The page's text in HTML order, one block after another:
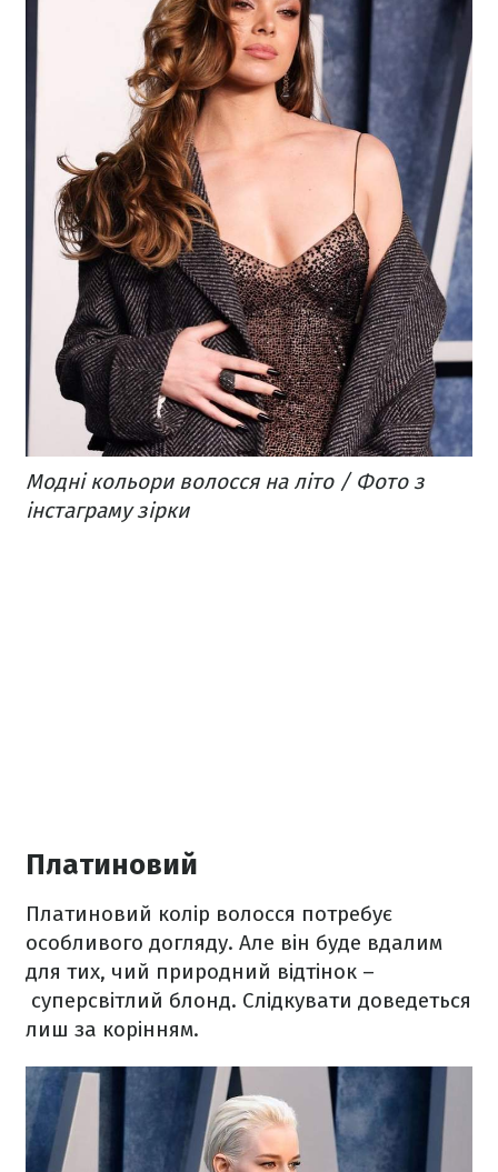
Модні кольори волосся на літо / Фото з
інстаграму зірки
Платиновий
Платиновий колір волосся потребує
особливого догляду. Але він буде вдалим
для тих, чий природний відтінок –
суперсвітлий блонд. Слідкувати доведеться
лиш за корінням.